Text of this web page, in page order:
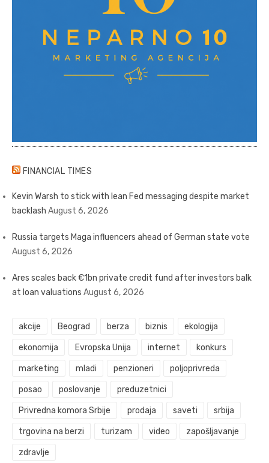
FINANCIAL TIMES
Kevin Warsh to stick with lean Fed messaging despite market
backlash August 6, 2026
Russia targets Maga influencers ahead of German state vote
August 6, 2026
Ares scales back €1bn private credit fund after investors balk
at loan valuations August 6, 2026
akcije Beograd berza biznis ekologija
ekonomija Evropska Unija internet konkurs
marketing mladi penzioneri poljoprivreda
posao poslovanje preduzetnici
Privredna komora Srbije prodaja saveti srbija
trgovina na berzi turizam video zapošljavanje
zdravlje